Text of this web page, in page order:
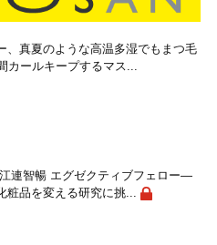
、真夏のような高温多湿でもまつ毛
カールキープするマス...
連智暢 エグゼクティブフェロー―
粧品を変える研究に挑...